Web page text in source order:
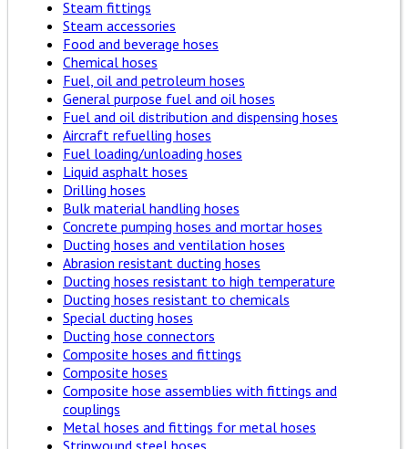
Steam fittings
Steam accessories
Food and beverage hoses
Chemical hoses
Fuel, oil and petroleum hoses
General purpose fuel and oil hoses
Fuel and oil distribution and dispensing hoses
Aircraft refuelling hoses
Fuel loading/unloading hoses
Liquid asphalt hoses
Drilling hoses
Bulk material handling hoses
Concrete pumping hoses and mortar hoses
Ducting hoses and ventilation hoses
Abrasion resistant ducting hoses
Ducting hoses resistant to high temperature
Ducting hoses resistant to chemicals
Special ducting hoses
Ducting hose connectors
Composite hoses and fittings
Composite hoses
Composite hose assemblies with fittings and
couplings
Metal hoses and fittings for metal hoses